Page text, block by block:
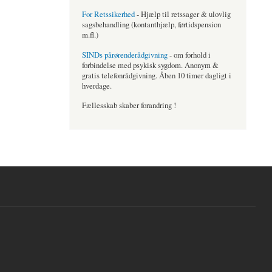
For Retssikerhed- Hjælp til retssager & ulovlig
sagsbehandling (kontanthjælp, førtidspension
m.fl.)
SINDs pårørenderådgivning- om forhold i
forbindelse med psykisk sygdom. Anonym &
gratis telefonrådgivning. Åben 10 timer dagligt i
hverdage.
Fællesskab skaber forandring !